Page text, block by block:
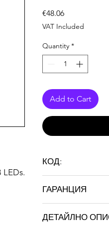
€48.06Price
VAT Included
Quantity *
Add to Cart
КОД:
ГАРАНЦИЯ
ДЕТАЙЛНО